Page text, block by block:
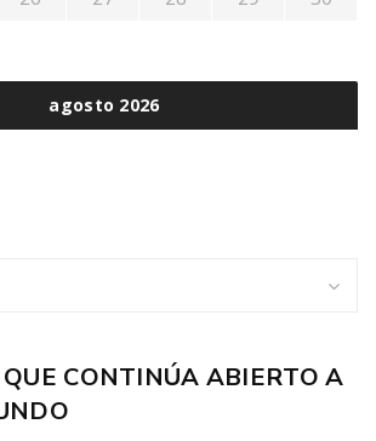
agosto 2026
CONTINÚA ABIERTO A